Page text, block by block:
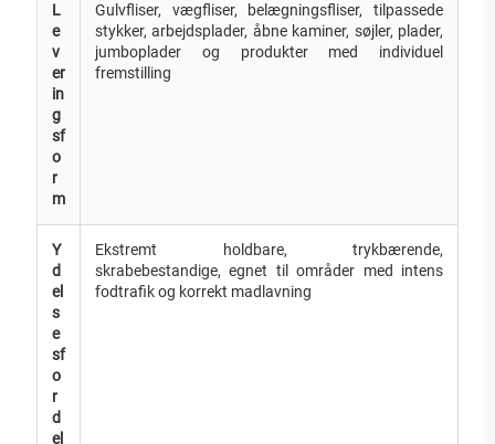
L
e
v
er
in
g
sf
o
r
m
Gulvfliser, vægfliser, belægningsfliser, tilpassede
stykker, arbejdsplader, åbne kaminer, søjler, plader,
jumboplader og produkter med individuel
fremstilling
Y
d
el
s
e
sf
o
r
d
el
Ekstremt holdbare, trykbærende,
skrabebestandige, egnet til områder med intens
fodtrafik og korrekt madlavning